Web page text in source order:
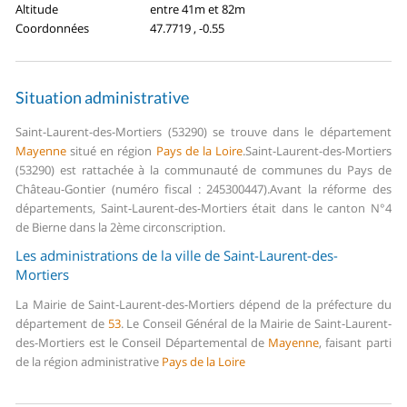
Altitude
entre 41m et 82m
Coordonnées
47.7719 , -0.55
Situation administrative
Saint-Laurent-des-Mortiers (53290) se trouve dans le département
Mayenne situé en région Pays de la Loire.Saint-Laurent-des-Mortiers
(53290) est rattachée à la communauté de communes du Pays de
Château-Gontier (numéro fiscal : 245300447).Avant la réforme des
départements, Saint-Laurent-des-Mortiers était dans le canton N°4
de Bierne dans la 2ème circonscription.
Les administrations de la ville de Saint-Laurent-des-
Mortiers
La Mairie de Saint-Laurent-des-Mortiers dépend de la préfecture du
département de 53.Le Conseil Général de la Mairie de Saint-Laurent-
des-Mortiers est le Conseil Départemental de Mayenne, faisant parti
de la région administrative Pays de la Loire